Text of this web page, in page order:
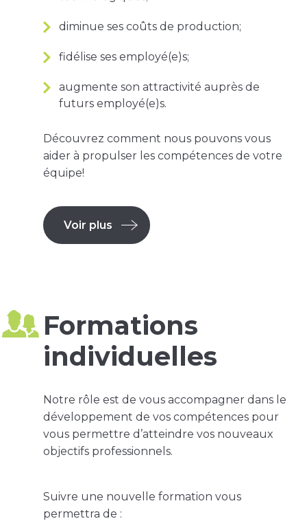
diminue ses coûts de production;
fidélise ses employé(e)s;
augmente son attractivité auprès de
futurs employé(e)s.
Découvrez comment nous pouvons vous
aider à propulser les compétences de votre
équipe!
Voir plus
Formations
individuelles
Notre rôle est de vous accompagner dans le
développement de vos compétences pour
vous permettre d’atteindre vos nouveaux
objectifs professionnels.
Suivre une nouvelle formation vous
permettra de :